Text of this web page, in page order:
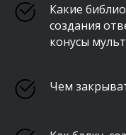
Какие
создания
конусы
Чем